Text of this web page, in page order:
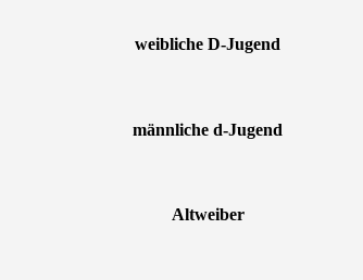
weibliche D-Jugend
männliche d-Jugend
Altweiber